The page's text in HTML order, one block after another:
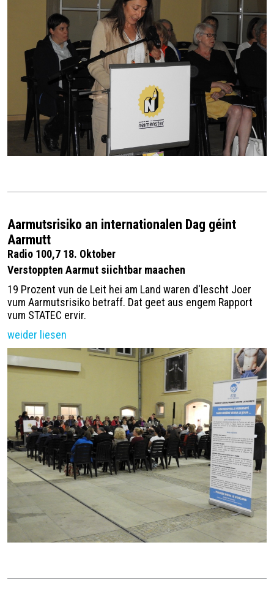
Aarmutsrisiko an internationalen Dag géint
Aarmutt
Radio 100,7 18. Oktober
Verstoppten Aarmut siichtbar maachen
19 Prozent vun de Leit hei am Land waren d'lescht Joer
vum Aarmutsrisiko betraff. Dat geet aus engem Rapport
vum STATEC ervir.
weider liesen